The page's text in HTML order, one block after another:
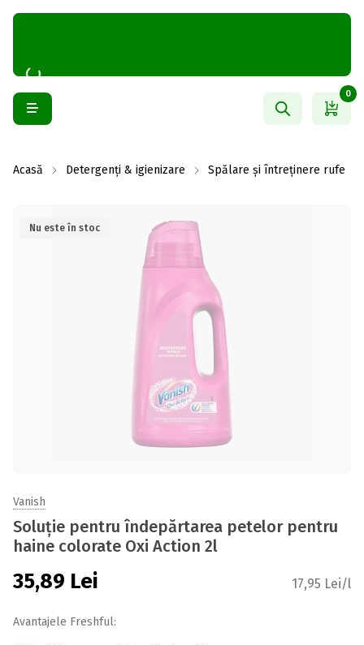
0
Acasă Detergenți & igienizare Spălare și întreținere rufe
Nu este în stoc
Vanish
Soluție pentru îndepărtarea petelor pentru
haine colorate Oxi Action 2l
35,89 Lei 17,95 Lei/l
Avantajele Freshful: